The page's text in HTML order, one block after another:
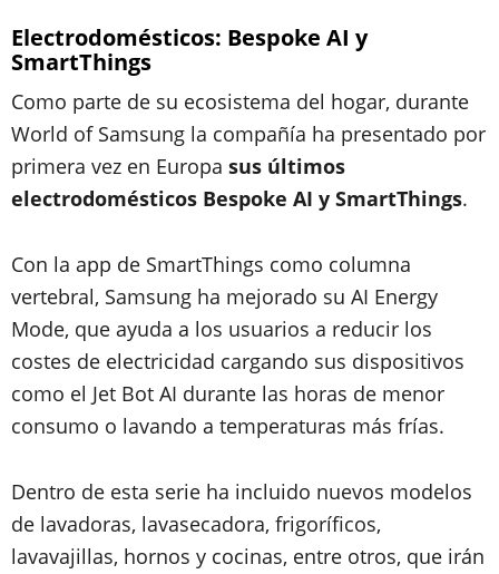
Electrodomésticos: Bespoke AI y
SmartThings
Como parte de su ecosistema del hogar, durante
World of Samsung la compañía ha presentado por
primera vez en Europa sus últimos
electrodomésticos Bespoke AI y SmartThings.
Con la app de SmartThings como columna
vertebral, Samsung ha mejorado su AI Energy
Mode, que ayuda a los usuarios a reducir los
costes de electricidad cargando sus dispositivos
como el Jet Bot AI durante las horas de menor
consumo o lavando a temperaturas más frías.
Dentro de esta serie ha incluido nuevos modelos
de lavadoras, lavasecadora, frigoríficos,
lavavajillas, hornos y cocinas, entre otros, que irán